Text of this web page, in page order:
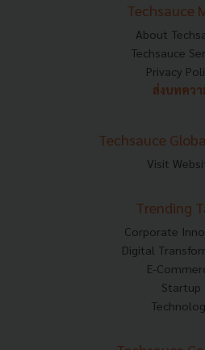
Techsauce
About
Techsauce
Privacy
ส่งบทควา
Techsauce
Visit
Trending
Corporate
Digital
E-
Startup